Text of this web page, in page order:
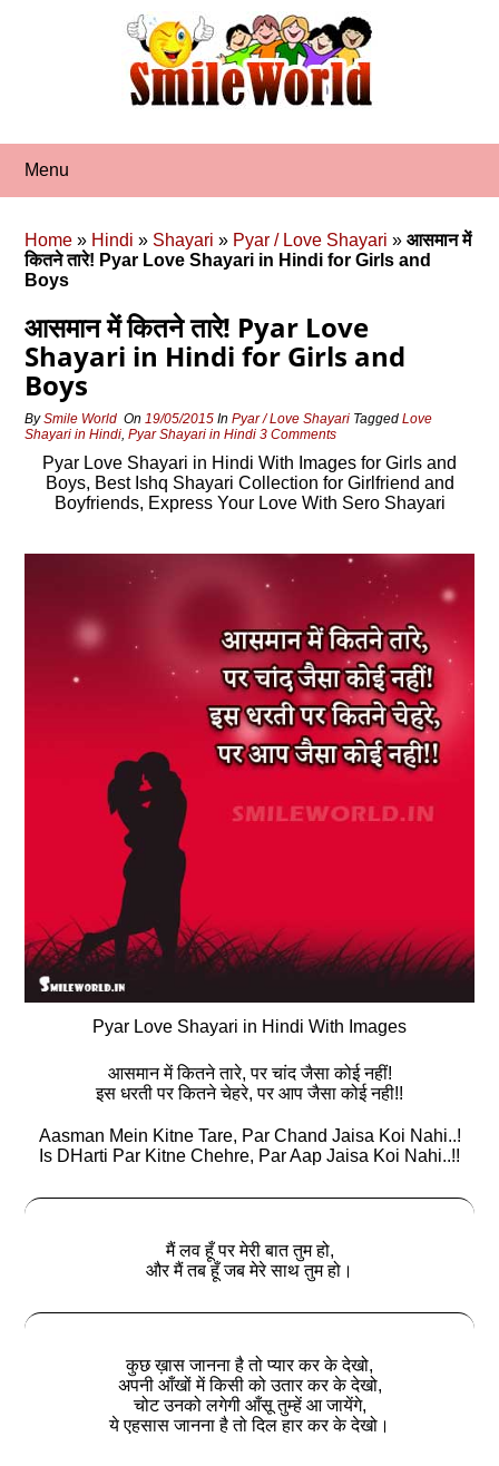
Menu
Home » Hindi » Shayari » Pyar / Love Shayari »आसमान में
कितने तारे! Pyar Love Shayari in Hindi for Girls and
Boys
आसमान में कितने तारे! Pyar Love
Shayari in Hindi for Girls and
Boys
BySmile World On19/05/2015 InPyar / Love Shayari TaggedLove
Shayari in Hindi,Pyar Shayari in Hindi 3 Comments
Pyar Love Shayari in Hindi With Images for Girls and
Boys, Best Ishq Shayari Collection for Girlfriend and
Boyfriends, Express Your Love With Sero Shayari
Pyar Love Shayari in Hindi With Images
आसमान में कितने तारे, पर चांद जैसा कोई नहीं!
इस धरती पर कितने चेहरे, पर आप जैसा कोई नही!!
Aasman Mein Kitne Tare, Par Chand Jaisa Koi Nahi..!
Is DHarti Par Kitne Chehre, Par Aap Jaisa Koi Nahi..!!
मैं लव हूँ पर मेरी बात तुम हो,
और मैं तब हूँ जब मेरे साथ तुम हो।
कुछ ख़ास जानना है तो प्यार कर के देखो,
अपनी आँखों में किसी को उतार कर के देखो,
चोट उनको लगेगी आँसू तुम्हें आ जायेंगे,
ये एहसास जानना है तो दिल हार कर के देखो।